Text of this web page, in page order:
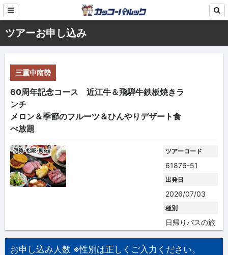
ツアーお申し込み
三重中南勢
60周年記念コース 近江牛＆飛騨牛鉄板焼きラ
ンチ
メロン＆季節のフルーツ＆ひんやりデザート食
べ放題
ツアーコード
61876-51
出発日
2026/07/03
種別
日帰りバスの旅
お申し込み人数 ※性別は正しくご入力ください。